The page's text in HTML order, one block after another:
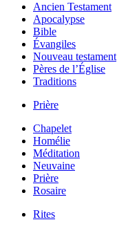
Ancien Testament
Apocalypse
Bible
Évangiles
Nouveau testament
Pères de l’Église
Traditions
Prière
Chapelet
Homélie
Méditation
Neuvaine
Prière
Rosaire
Rites